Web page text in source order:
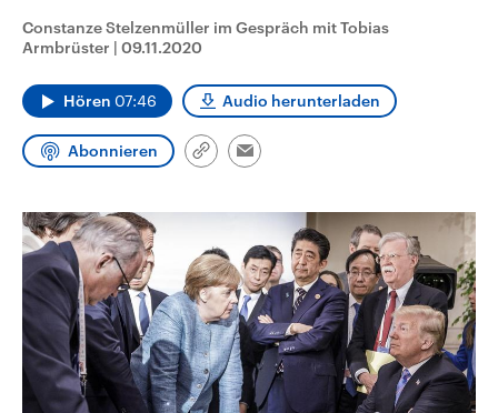
Wahl.
Audio-Archiv
Constanze Stelzenmüller im Gespräch mit Tobias
Armbrüster | 09.11.2020
Hören 07:46 Audio herunterladen
Abonnieren
Link
Email